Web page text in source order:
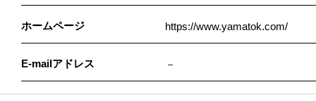
ホームページ https://www.yamatok.com/
E-mailアドレス －